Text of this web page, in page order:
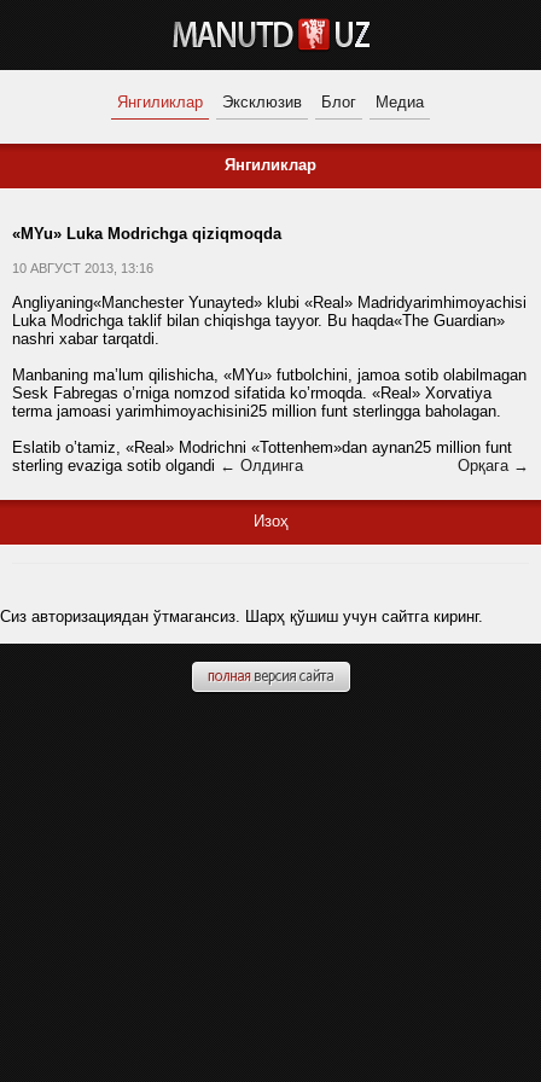
Янгиликлар Эксклюзив Блог Медиа
Янгиликлар
«MYu» Luka Modrichga qiziqmoqda
10 АВГУСТ 2013, 13:16
Angliyaning«Manchester Yunayted» klubi «Real» Madridyarimhimoyachisi
Luka Modrichga taklif bilan chiqishga tayyor. Bu haqda«The Guardian»
nashri xabar tarqatdi.
Manbaning ma’lum qilishicha, «MYu» futbolchini, jamoa sotib olabilmagan
Sesk Fabregas o’rniga nomzod sifatida ko’rmoqda. «Real» Xorvatiya
terma jamoasi yarimhimoyachisini25 million funt sterlingga baholagan.
Eslatib o’tamiz, «Real» Modrichni «Tottenhem»dan aynan25 million funt
sterling evaziga sotib olgandi ← Олдинга Орқага →
Изоҳ
Сиз авторизациядан ўтмагансиз. Шарҳ қўшиш учун сайтга киринг.